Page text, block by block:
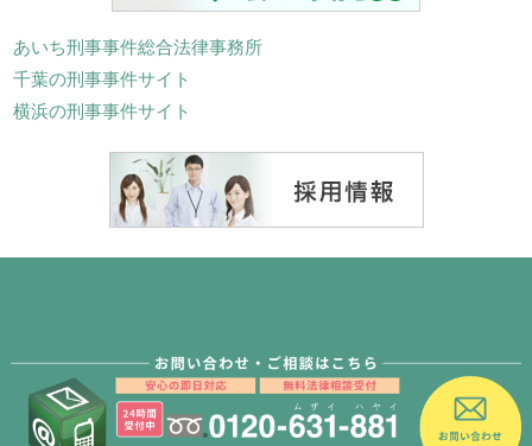
あいち刑事事件総合法律事務所
千葉の刑事事件サイト
横浜の刑事事件サイト